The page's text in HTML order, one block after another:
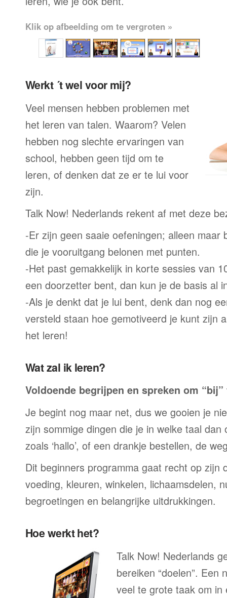
Klik op afbeelding om te vergroten »
Werkt ´t wel voor mij?
Veel mensen hebben problemen met
het leren van talen. Waarom? Velen
hebben nog slechte ervaringen van
school, hebben geen tijd om te
leren, of denken dat ze er te lui voor
zijn.
Talk Now! Nederlands rekent af met deze
-Er zijn geen saaie oefeningen; alleen maar
die je vooruitgang belonen met punten.
-Het past gemakkelijk in korte sessies van
een doorzetter bent, dan kun je de basis al
-Als je denkt dat je lui bent, denk dan nog
versteld staan hoe gemotiveerd je kunt zijn
het leren!
Wat zal ik leren?
Voldoende begrijpen en spreken om
Je begint nog maar net, dus we gooien je
zijn sommige dingen die je in welke taal dan
zoals ‘hallo’, of een drankje bestellen, de
Dit beginners programma gaat recht op zijn
voeding, kleuren, winkelen, lichaamsdelen,
begroetingen en belangrijke uitdrukkingen.
Hoe werkt het?
Talk Now! Nederlands
bereiken “doelen”. Een
veel te grote taak om